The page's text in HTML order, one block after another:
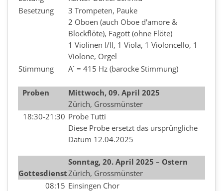
Besetzung
3 Trompeten, Pauke
2 Oboen (auch Oboe d'amore &
Blockflöte), Fagott (ohne Flöte)
1 Violinen I/II, 1 Viola, 1 Violoncello, 1
Violone, Orgel
Stimmung
A` = 415 Hz (barocke Stimmung)
Proben
Mittwoch, 09. April 2025
Zürich, Grossmünster
18:30-21:30 Probe Tutti
Diese Probe ersetzt das ursprüngliche
Datum 12.04.2025
Gottesdienst
Sonntag, 20. April 2025 – Ostern
Zürich, Grossmünster
08:15 Einsingen Chor